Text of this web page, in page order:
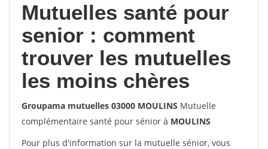
Mutuelles santé pour
senior : comment
trouver les mutuelles
les moins chères
Groupama mutuelles 03000 MOULINS Mutuelle
complémentaire santé pour sénior à MOULINS
Pour plus d'information sur la mutuelle sénior, vous